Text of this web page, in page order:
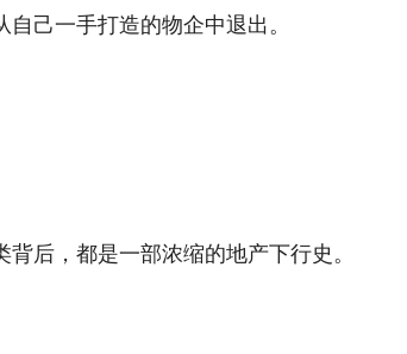
己一手打造的物企中退出。
后，都是一部浓缩的地产下行史。